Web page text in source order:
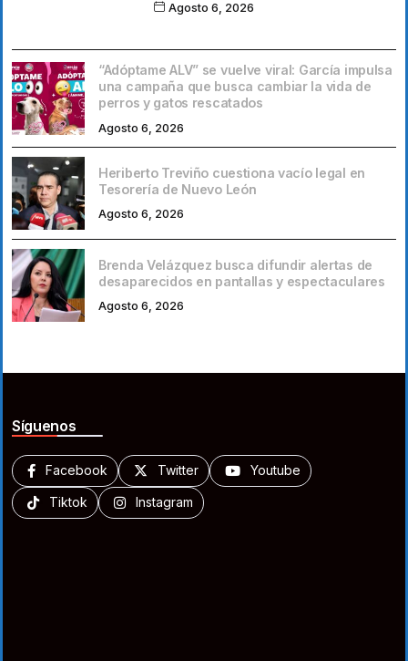
Agosto 6, 2026
“Adóptame ALV” se vuelve viral: García impulsa
una campaña que busca cambiar la vida de
perros y gatos rescatados
Agosto 6, 2026
Heriberto Treviño cuestiona vacío legal en
Tesorería de Nuevo León
Agosto 6, 2026
Brenda Velázquez busca difundir alertas de
desaparecidos en pantallas y espectaculares
Agosto 6, 2026
Síguenos
Facebook Twitter Youtube
Tiktok Instagram